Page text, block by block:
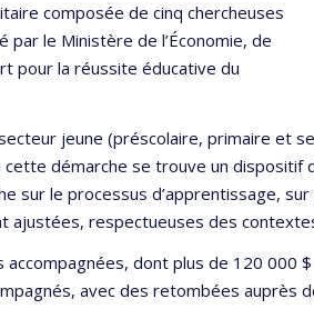
composée de cinq chercheuses
le Ministère de l’Économie, de
pour la réussite éducative du
jeune (préscolaire, primaire et
démarche se trouve un dispositif
sur le processus d’apprentissage,
respectueuses des
dont plus de 120 000 $
avec des retombées auprès